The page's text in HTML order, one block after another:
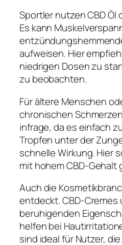
Sportler nutzen CBD Öl
Es kann
aufweisen. Hier
niedrigen Dosen zu
zu beobachten.
Für ältere Menschen
chronischen
infrage, da es einfach
Tropfen unter der
schnelle Wirkung. Hier
mit hohem CBD-
Auch die
entdeckt. CBD-Cremes
beruhigenden
helfen bei
sind ideal für Nutzer,